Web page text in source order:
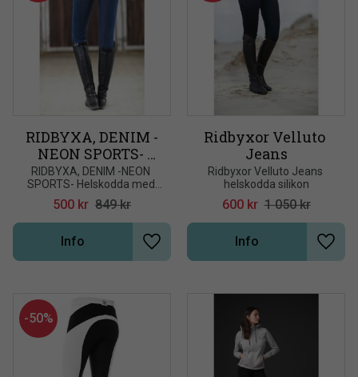
RIDBYXA, DENIM -
NEON SPORTS-
Helskodda med
silicon
RIDBYXA, DENIM -NEON
SPORTS- Helskodda med
silicon
500 kr 849kr
Lägg till i önskelista
Info
Ridbyxor Velluto
Jeans
Ridbyxor Velluto Jeans
helskodda silikon
600kr 1 050kr
Lägg
Info
50%